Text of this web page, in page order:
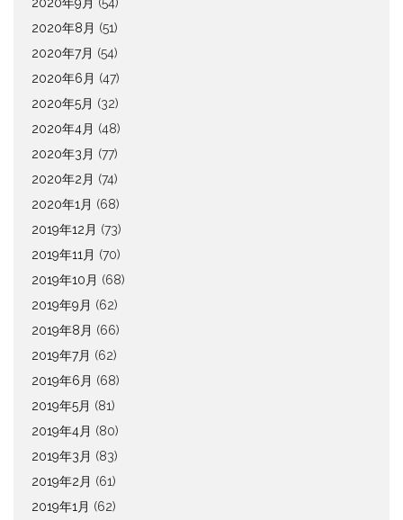
2020年9月 (54)
2020年8月 (51)
2020年7月 (54)
2020年6月 (47)
2020年5月 (32)
2020年4月 (48)
2020年3月 (77)
2020年2月 (74)
2020年1月 (68)
2019年12月 (73)
2019年11月 (70)
2019年10月 (68)
2019年9月 (62)
2019年8月 (66)
2019年7月 (62)
2019年6月 (68)
2019年5月 (81)
2019年4月 (80)
2019年3月 (83)
2019年2月 (61)
2019年1月 (62)